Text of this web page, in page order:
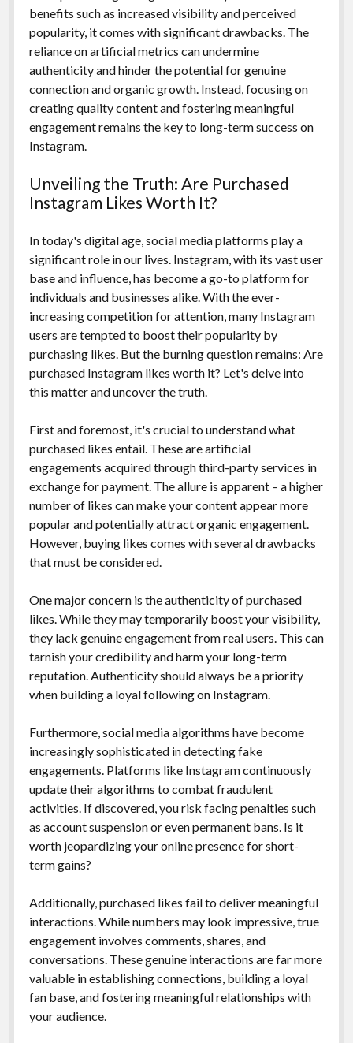
benefits such as increased visibility and perceived
popularity, it comes with significant drawbacks. The
reliance on artificial metrics can undermine
authenticity and hinder the potential for genuine
connection and organic growth. Instead, focusing on
creating quality content and fostering meaningful
engagement remains the key to long-term success on
Instagram.
Unveiling the Truth: Are Purchased
Instagram Likes Worth It?
In today's digital age, social media platforms play a
significant role in our lives. Instagram, with its vast user
base and influence, has become a go-to platform for
individuals and businesses alike. With the ever-
increasing competition for attention, many Instagram
users are tempted to boost their popularity by
purchasing likes. But the burning question remains: Are
purchased Instagram likes worth it? Let's delve into
this matter and uncover the truth.
First and foremost, it's crucial to understand what
purchased likes entail. These are artificial
engagements acquired through third-party services in
exchange for payment. The allure is apparent – a higher
number of likes can make your content appear more
popular and potentially attract organic engagement.
However, buying likes comes with several drawbacks
that must be considered.
One major concern is the authenticity of purchased
likes. While they may temporarily boost your visibility,
they lack genuine engagement from real users. This can
tarnish your credibility and harm your long-term
reputation. Authenticity should always be a priority
when building a loyal following on Instagram.
Furthermore, social media algorithms have become
increasingly sophisticated in detecting fake
engagements. Platforms like Instagram continuously
update their algorithms to combat fraudulent
activities. If discovered, you risk facing penalties such
as account suspension or even permanent bans. Is it
worth jeopardizing your online presence for short-
term gains?
Additionally, purchased likes fail to deliver meaningful
interactions. While numbers may look impressive, true
engagement involves comments, shares, and
conversations. These genuine interactions are far more
valuable in establishing connections, building a loyal
fan base, and fostering meaningful relationships with
your audience.